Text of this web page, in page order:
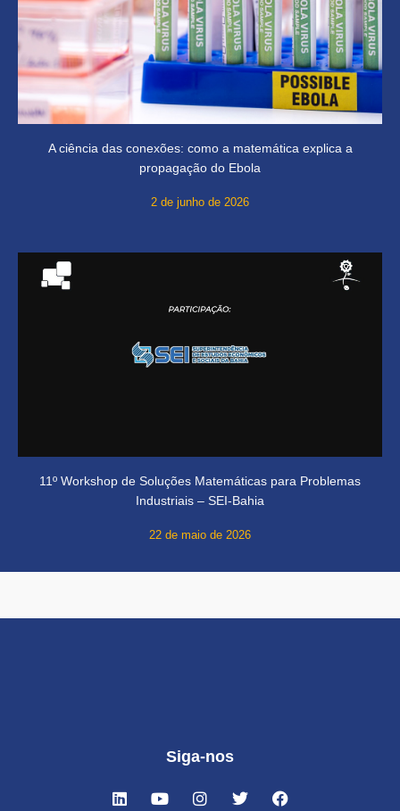
A ciência das conexões: como a matemática explica a
propagação do Ebola
2 de junho de 2026
11º Workshop de Soluções Matemáticas para Problemas
Industriais – SEI-Bahia
22 de maio de 2026
Siga-nos